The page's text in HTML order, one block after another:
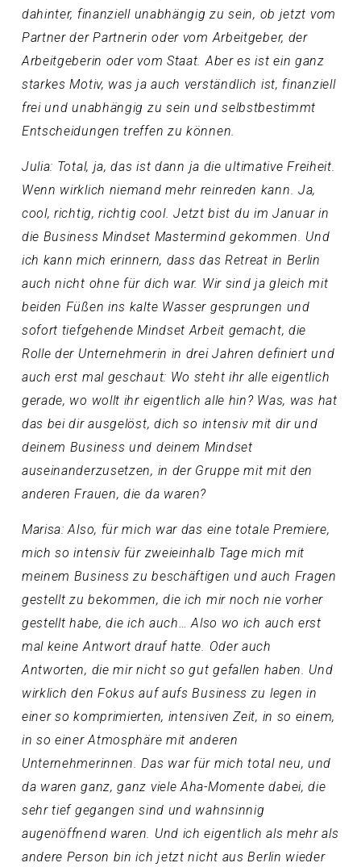
dahinter, finanziell unabhängig zu sein, ob jetzt vom
Partner der Partnerin oder vom Arbeitgeber, der
Arbeitgeberin oder vom Staat. Aber es ist ein ganz
starkes Motiv, was ja auch verständlich ist, finanziell
frei und unabhängig zu sein und selbstbestimmt
Entscheidungen treffen zu können.
Julia: Total, ja, das ist dann ja die ultimative Freiheit.
Wenn wirklich niemand mehr reinreden kann. Ja,
cool, richtig, richtig cool. Jetzt bist du im Januar in
die Business Mindset Mastermind gekommen. Und
ich kann mich erinnern, dass das Retreat in Berlin
auch nicht ohne für dich war. Wir sind ja gleich mit
beiden Füßen ins kalte Wasser gesprungen und
sofort tiefgehende Mindset Arbeit gemacht, die
Rolle der Unternehmerin in drei Jahren definiert und
auch erst mal geschaut: Wo steht ihr alle eigentlich
gerade, wo wollt ihr eigentlich alle hin? Was, was hat
das bei dir ausgelöst, dich so intensiv mit dir und
deinem Business und deinem Mindset
auseinanderzusetzen, in der Gruppe mit mit den
anderen Frauen, die da waren?
Marisa: Also, für mich war das eine totale Premiere,
mich so intensiv für zweieinhalb Tage mich mit
meinem Business zu beschäftigen und auch Fragen
gestellt zu bekommen, die ich mir noch nie vorher
gestellt habe, die ich auch… Also wo ich auch erst
mal keine Antwort drauf hatte. Oder auch
Antworten, die mir nicht so gut gefallen haben. Und
wirklich den Fokus auf aufs Business zu legen in
einer so komprimierten, intensiven Zeit, in so einem,
in so einer Atmosphäre mit anderen
Unternehmerinnen. Das war für mich total neu, und
da waren ganz, ganz viele Aha-Momente dabei, die
sehr tief gegangen sind und wahnsinnig
augenöffnend waren. Und ich eigentlich als mehr als
andere Person bin ich jetzt nicht aus Berlin wieder